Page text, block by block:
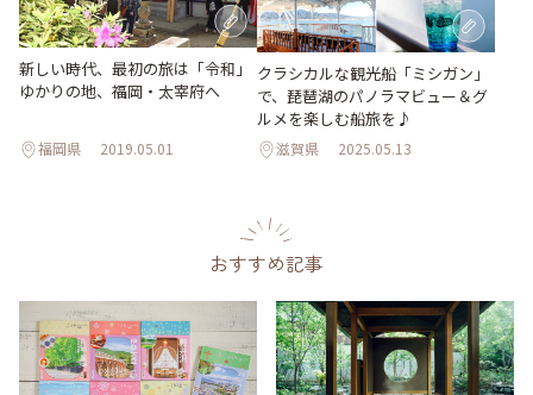
新しい時代、最初の旅は「令和」
ゆかりの地、福岡・太宰府へ
福岡県 2019.05.01
クラシカルな観光船「ミシガン」
で、琵琶湖のパノラマビュー＆グ
ルメを楽しむ船旅を♪
滋賀県 2025.05.13
おすすめ記事